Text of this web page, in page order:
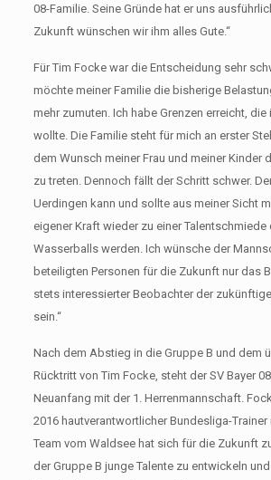
08-Familie. Seine Gründe hat er uns
Zukunft wünschen wir ihm alles Gute.“
Für Tim Focke war die Entscheidung sehr
möchte meiner Familie die bisherige
mehr zumuten. Ich habe Grenzen erreicht, die
wollte. Die Familie steht für mich an erster
dem Wunsch meiner Frau und meiner Kinder
zu treten. Dennoch fällt der Schritt schwer.
Uerdingen kann und sollte aus meiner Sicht
eigener Kraft wieder zu einer
Wasserballs werden. Ich wünsche der
beteiligten Personen für die Zukunft nur das
stets interessierter Beobachter der
sein.“
Nach dem Abstieg in die Gruppe B und dem
Rücktritt von Tim Focke, steht der SV Bayer
Neuanfang mit der 1. Herrenmannschaft.
2016 hautverantwortlicher Bundesliga-Trainer
Team vom Waldsee hat sich für die Zukunft
der Gruppe B junge Talente zu entwickeln